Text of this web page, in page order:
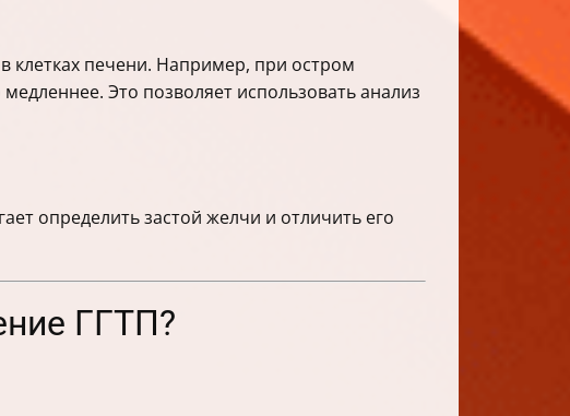
клетках печени. Например, при остром
Это позволяет использовать анализ
определить застой желчи и отличить его
ГГТП?